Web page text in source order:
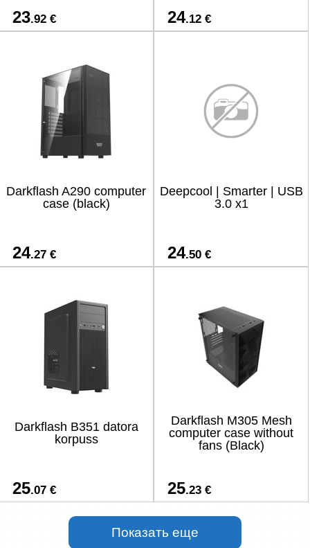
23.92 € 24.12 €
Darkflash A290 computer
case (black)
24.27 €
Deepcool | Smarter | USB
3.0 x1
24.50 €
Darkflash B351 datora
korpuss
25.07 €
Darkflash M305 Mesh
computer case without
fans (Black)
25.23 €